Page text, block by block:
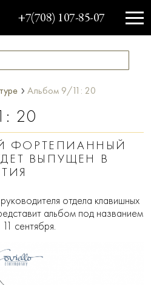
+7(708) 107-85-07
› Альбом 9/11: 20
20
ФОРТЕПИАННЫЙ
ВЫПУЩЕН В
отдела клавишных
альбом под названием
сентября.